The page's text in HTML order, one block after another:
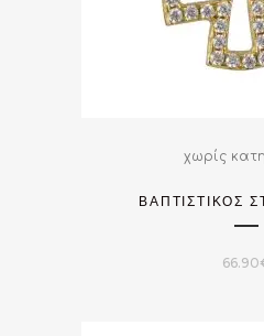
χωρίς
ΒΑΠΤΙΣΤΙΚΌΣ
66.90